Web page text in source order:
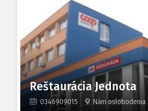
Reštaurácia Jednota
0346909015 Nám.oslobodenia